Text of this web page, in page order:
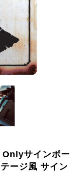
Onlyサインボー
ージ風 サイン